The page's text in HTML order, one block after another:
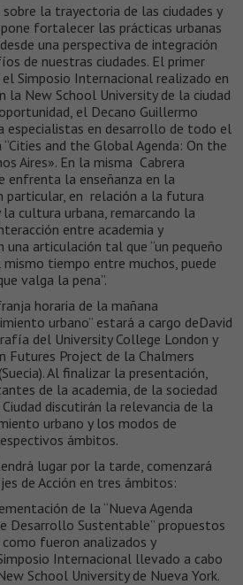
la trayectoria de las ciudades y
fortalecer las prácticas urbanas
una perspectiva de integración
de nuestras ciudades. El primer
Simposio Internacional realizado en
la New School University de la ciudad
el Decano Guillermo
especialistas en desarrollo de todo el
and the Global Agenda: On the
Aires». En la misma Cabrera
enfrenta la enseñanza en la
particular, en relación a la futura
la cultura urbana, remarcando la
entre academia y
una articulación tal que “un pequeño
tiempo entre muchos, puede
valga la pena”.
horaria de la mañana
urbano” estará a cargo deDavid
del University College London y
Futures Project de la Chalmers
Al finalizar la presentación,
de la academia, de la sociedad
discutirán la relevancia de la
urbano y los modos de
ámbitos.
lugar por la tarde, comenzará
de Acción en tres ámbitos:
de la “Nueva Agenda
Desarrollo Sustentable” propuestos
fueron analizados y
Internacional llevado a cabo
School University de Nueva York.